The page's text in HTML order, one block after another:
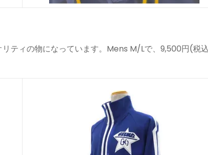
ティの物になっています。Mens M/Lで、9,500円(税